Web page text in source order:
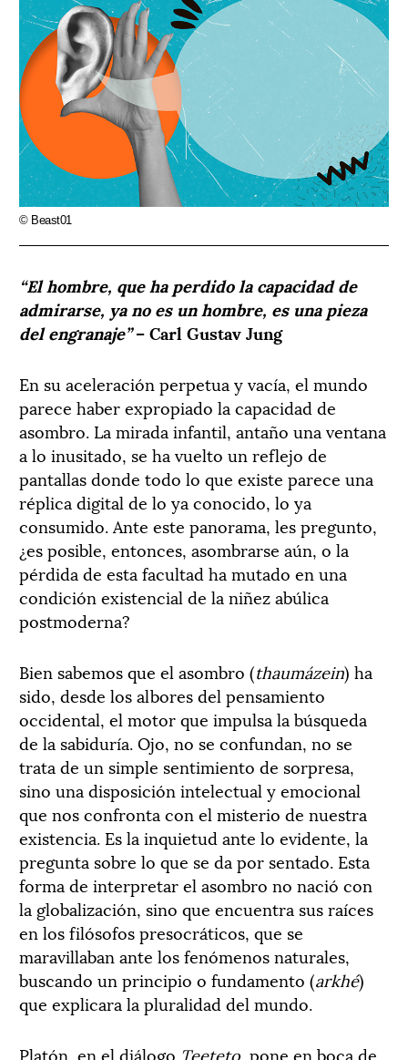
© Beast01
“El hombre, que ha perdido la capacidad de
admirarse, ya no es un hombre, es una pieza
del engranaje”– Carl Gustav Jung
En su aceleración perpetua y vacía, el mundo
parece haber expropiado la capacidad de
asombro. La mirada infantil, antaño una ventana
a lo inusitado, se ha vuelto un reflejo de
pantallas donde todo lo que existe parece una
réplica digital de lo ya conocido, lo ya
consumido. Ante este panorama, les pregunto,
¿es posible, entonces, asombrarse aún, o la
pérdida de esta facultad ha mutado en una
condición existencial de la niñez abúlica
postmoderna?
Bien sabemos que el asombro (thaumázein) ha
sido, desde los albores del pensamiento
occidental, el motor que impulsa la búsqueda
de la sabiduría. Ojo, no se confundan, no se
trata de un simple sentimiento de sorpresa,
sino una disposición intelectual y emocional
que nos confronta con el misterio de nuestra
existencia. Es la inquietud ante lo evidente, la
pregunta sobre lo que se da por sentado. Esta
forma de interpretar el asombro no nació con
la globalización, sino que encuentra sus raíces
en los filósofos presocráticos, que se
maravillaban ante los fenómenos naturales,
buscando un principio o fundamento (arkhé)
que explicara la pluralidad del mundo.
Platón, en el diálogo Teeteto, pone en boca de